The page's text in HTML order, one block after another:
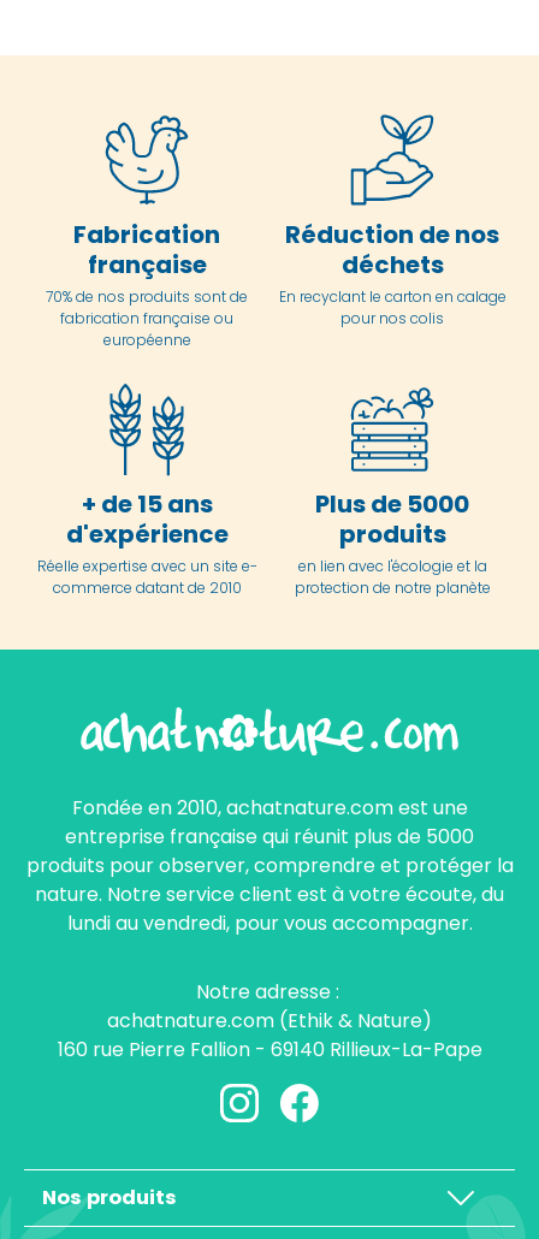
Fabrication
française
70% de nos produits sont de
fabrication française ou
européenne
Réduction de nos
déchets
En recyclant le carton en calage
pour nos colis
+ de 15 ans
d'expérience
Réelle expertise avec un site e-
commerce datant de 2010
Plus de 5000
produits
en lien avec l'écologie et la
protection de notre planète
Fondée en 2010, achatnature.com est une
entreprise française qui réunit plus de 5000
produits pour observer, comprendre et protéger la
nature. Notre service client est à votre écoute, du
lundi au vendredi, pour vous accompagner.
Notre adresse :
achatnature.com (Ethik & Nature)
160 rue Pierre Fallion - 69140 Rillieux-La-Pape
Nos produits